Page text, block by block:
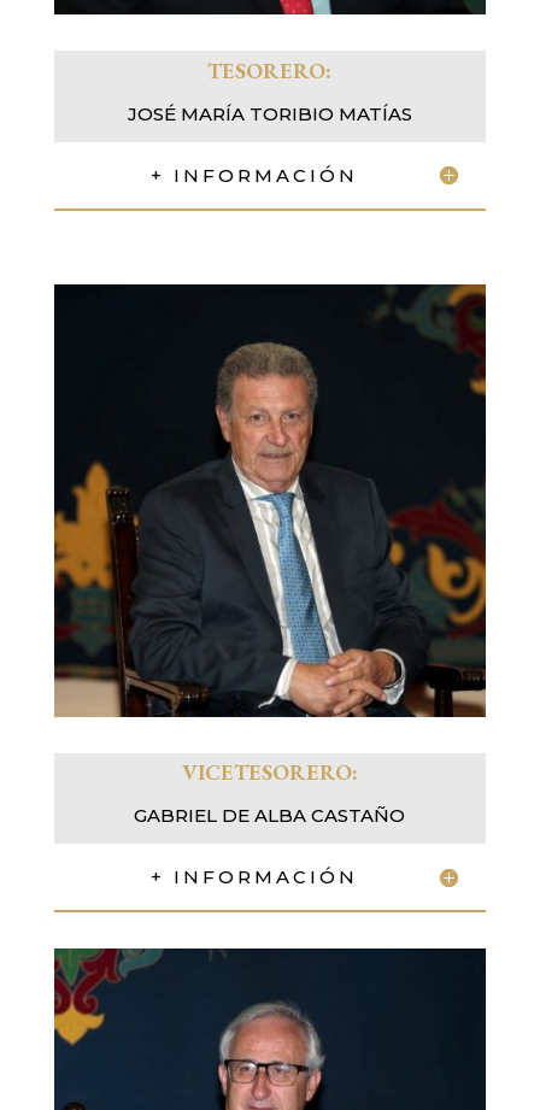
TESORERO:
JOSÉ MARÍA TORIBIO MATÍAS
+ INFORMACIÓN
VICETESORERO:
GABRIEL DE ALBA CASTAÑO
+ INFORMACIÓN